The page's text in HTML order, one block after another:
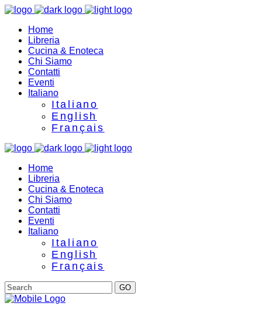
Home
Libreria
Cucina & Enoteca
Chi Siamo
Contatti
Eventi
Italiano
Italiano
English
Français
Home
Libreria
Cucina & Enoteca
Chi Siamo
Contatti
Eventi
Italiano
Italiano
English
Français
GO